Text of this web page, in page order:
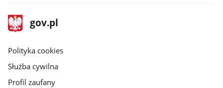
stopka
gov.pl
Strona
gov.pl
gov.pl
Polityka cookies
Służba cywilna
Profil zaufany